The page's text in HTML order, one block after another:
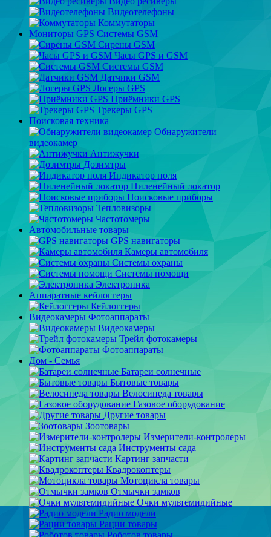
Видеотелефоны
Коммутаторы
Мониторы GPS Системы GSM
Сирены GSM
Часы GPS и GSM
Системы GSM
Датчики GSM
Логеры GPS
Приёмники GPS
Трекеры GPS
Поисковая техника
Обнаружители
видеокамер
Антижучки
Дозимтры
Индикатор поля
Ниленейный локатор
Поисковые приборы
Тепловизоры
Частотомеры
Автомобильные товары
GPS навигаторы
Камеры автомобиля
Системы охраны
Системы помощи
Электроника
Аппаратные кейлоггеры
Кейлоггеры
Видеокамеры Фотоаппараты
Видеокамеры
Трейл фотокамеры
Фотоаппараты
Дом - Семья
Батареи солнечные
Бытовые товары
Велосипеда товары
Газовое оборудование
Другие товары
Зоотовары
Измерители-контролеры
Инструменты сада
Картинг запчасти
Квадрокоптеры
Мотоцикла товары
Отмычки замков
Очки мультемидийные
Радио модели
Рации товары
Роботов товары